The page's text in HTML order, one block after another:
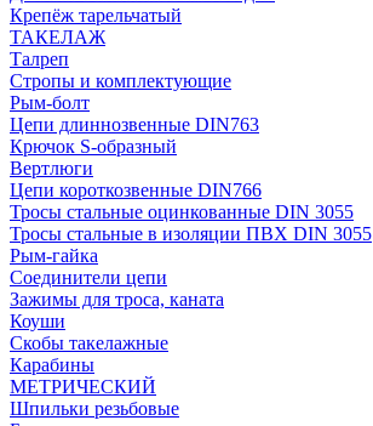
Крепёж тарельчатый
ТАКЕЛАЖ
Талреп
Стропы и комплектующие
Рым-болт
Цепи длиннозвенные DIN763
Крючок S-образный
Вертлюги
Цепи короткозвенные DIN766
Тросы стальные оцинкованные DIN 3055
Тросы стальные в изоляции ПВХ DIN 3055
Рым-гайка
Соединители цепи
Зажимы для троса, каната
Коуши
Скобы такелажные
Карабины
МЕТРИЧЕСКИЙ
Шпильки резьбовые